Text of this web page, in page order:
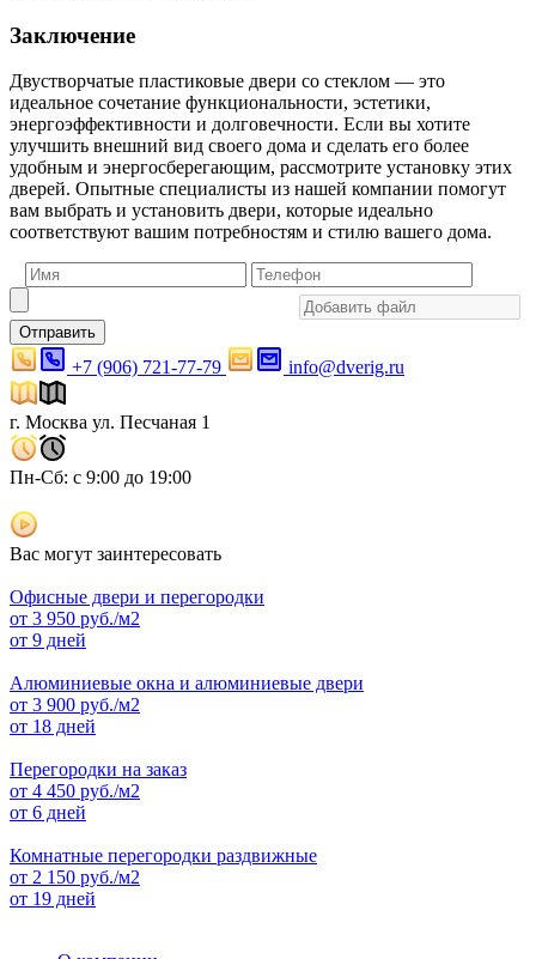
Заключение
Двустворчатые пластиковые двери со стеклом — это
идеальное сочетание функциональности, эстетики,
энергоэффективности и долговечности. Если вы хотите
улучшить внешний вид своего дома и сделать его более
удобным и энергосберегающим, рассмотрите установку этих
дверей. Опытные специалисты из нашей компании помогут
вам выбрать и установить двери, которые идеально
соответствуют вашим потребностям и стилю вашего дома.
Отправить
+7 (906) 721-77-79 info@dverig.ru
г. Москва ул. Песчаная 1
Пн-Сб: с 9:00 до 19:00
Вас могут заинтересовать
Офисные двери и перегородки
от 3 950 руб./м2
от 9 дней
Алюминиевые окна и алюминиевые двери
от 3 900 руб./м2
от 18 дней
Перегородки на заказ
от 4 450 руб./м2
от 6 дней
Комнатные перегородки раздвижные
от 2 150 руб./м2
от 19 дней